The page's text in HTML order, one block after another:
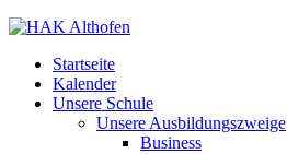
Startseite
Kalender
Unsere Schule
Unsere Ausbildungszweige
Business